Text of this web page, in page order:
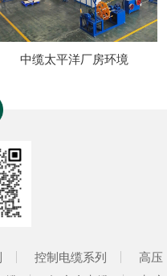
中缆太平洋厂房环境
控制电缆系列
高压